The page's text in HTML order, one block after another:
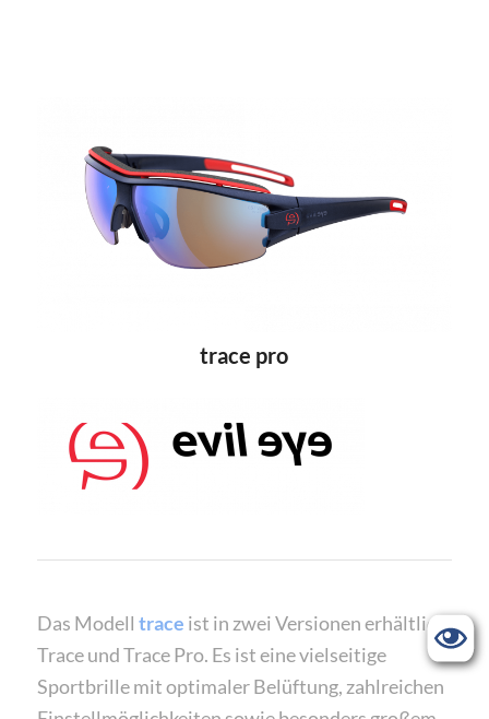
trace pro
Das Modell trace ist in zwei Versionen erhältlich.
Trace und Trace Pro. Es ist eine vielseitige
Sportbrille mit optimaler Belüftung, zahlreichen